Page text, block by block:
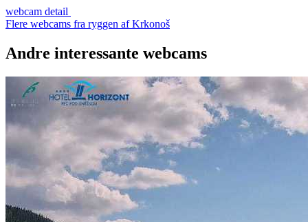
webcam detail
Flere webcams fra ryggen af Krkonoš
Andre interessante webcams